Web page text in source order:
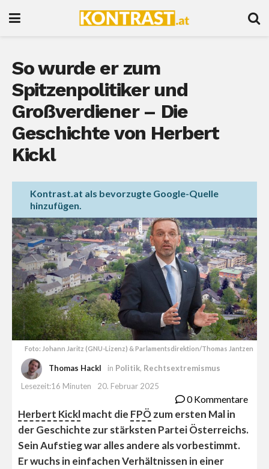
So wurde er zum
Spitzenpolitiker und
Großverdiener – Die
Geschichte von Herbert
Kickl
Kontrast.at als bevorzugte Google-Quelle
hinzufügen.
Foto: Johann Jaritz (GNU-Lizenz) & Parlamentsdirektion/Thomas Jantzen
Thomas Hackl in Politik, Rechtsextremismus
Lesezeit:16 Minuten
20. Februar 2025
0 Kommentare
Herbert Kicklmacht die FPÖzum ersten Mal in
der Geschichte zur stärksten Partei Österreichs.
Sein Aufstieg war alles andere als vorbestimmt.
Er wuchs in einfachen Verhältnissen in einer